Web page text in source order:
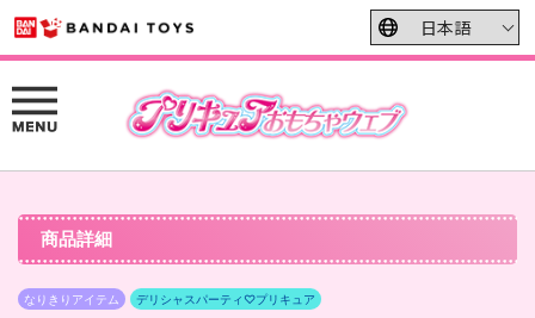
商品詳細
なりきりアイテム デリシャスパーティ♡プリキュア